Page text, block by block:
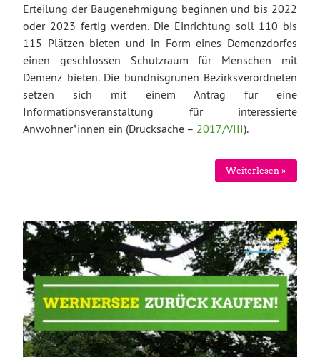
Erteilung der Baugenehmigung beginnen und bis 2022
oder 2023 fertig werden. Die Einrichtung soll 110 bis
115 Plätzen bieten und in Form eines Demenzdorfes
einen geschlossen Schutzraum für Menschen mit
Demenz bieten. Die bündnisgrünen Bezirksverordneten
setzen sich mit einem Antrag für eine
Informationsveranstaltung für interessierte
Anwohner*innen ein (Drucksache – 2017/VIII).
Weiterlesen »